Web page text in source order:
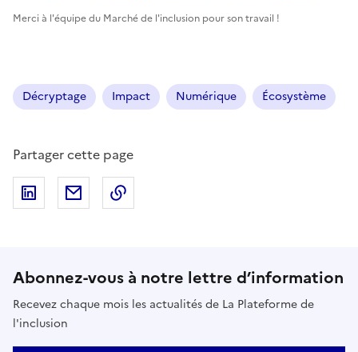
Merci à l'équipe du Marché de l'inclusion pour son travail !
Décryptage Impact Numérique Écosystème
Partager cette page
Partager sur LinkedIn
Partager par email
Abonnez-vous à notre lettre d’information
Recevez chaque mois les actualités de La Plateforme de
l'inclusion